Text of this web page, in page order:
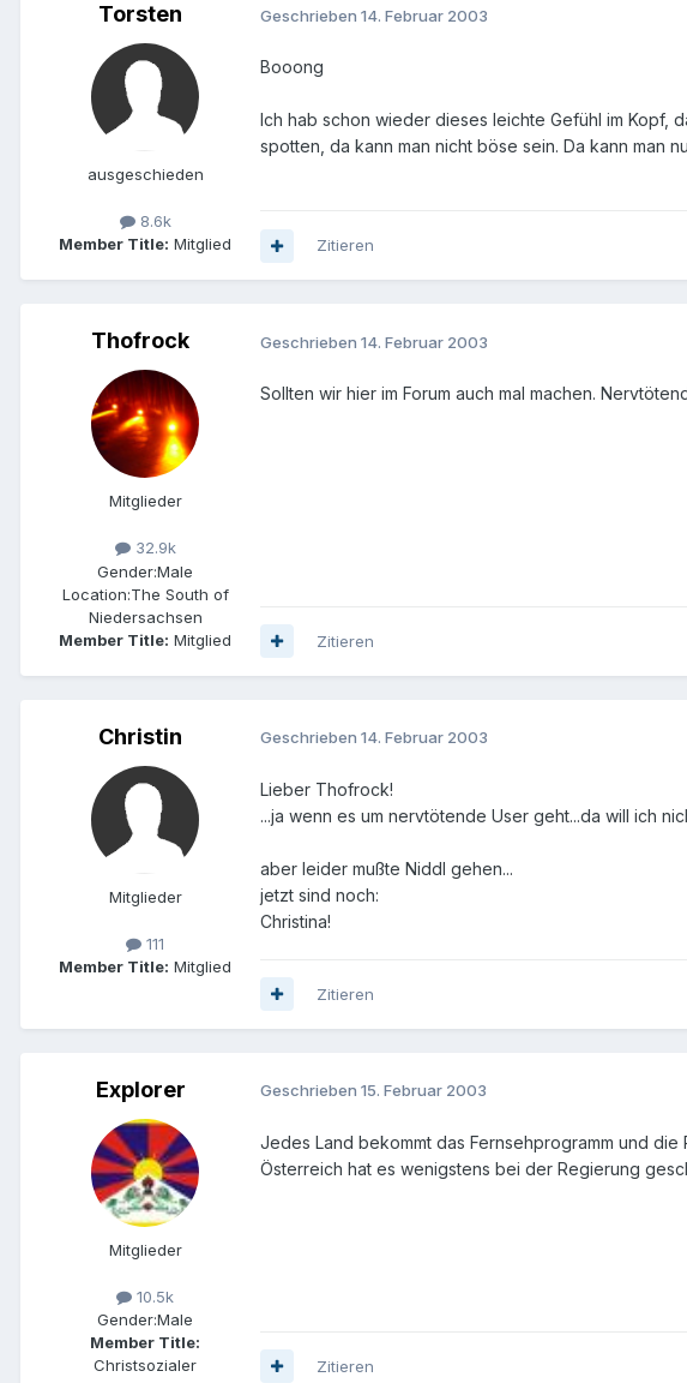
Torsten
ausgeschieden
8.6k
Member Title: Mitglied
Geschrieben 14. Februar 2003
Booong
Ich hab schon wieder dieses leichte Gefühl im Kopf,
spotten, da kann man nicht böse sein. Da kann man
Zitieren
Thofrock
Mitglieder
32.9k
Gender:Male
Location:The South of
Niedersachsen
Member Title: Mitglied
Geschrieben 14. Februar 2003
Sollten wir hier im Forum auch mal machen.
Zitieren
Christin
Mitglieder
111
Member Title: Mitglied
Geschrieben 14. Februar 2003
Lieber Thofrock!
...ja wenn es um nervtötende User geht...da will ich
aber leider mußte Niddl gehen...
jetzt sind noch:
Christina!
Zitieren
Explorer
Mitglieder
10.5k
Gender:Male
Member Title:
Christsozialer
Geschrieben 15. Februar 2003
Jedes Land bekommt das Fernsehprogramm und
Österreich hat es wenigstens bei der Regierung
Zitieren